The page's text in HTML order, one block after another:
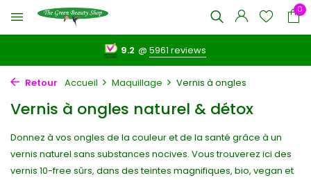
0
9.2 @5961 reviews
Retour Accueil Maquillage Vernis à ongles
Vernis à ongles naturel & détox
Donnez à vos ongles de la couleur et de la santé grâce à un
vernis naturel sans substances nocives. Vous trouverez ici des
vernis 10-free sûrs, dans des teintes magnifiques, bio, vegan et